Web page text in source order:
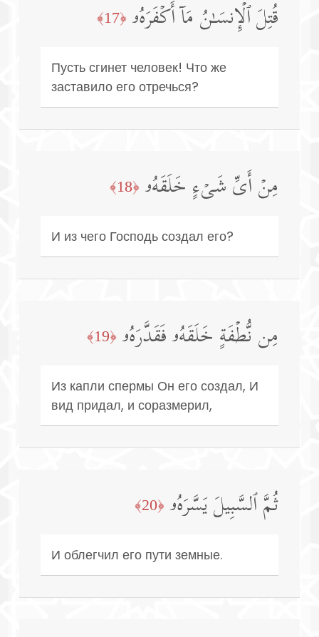
قُتِلَ ٱلۡإِنسَـٰنُ مَاۤ أَكۡفَرَهُۥ ﴿17﴾
Пусть сгинет человек! Что же
заставило его отречься?
مِنۡ أَیِّ شَیۡءٍ خَلَقَهُۥ ﴿18﴾
И из чего Господь создал его?
مِن نُّطۡفَةٍ خَلَقَهُۥ فَقَدَّرَهُۥ ﴿19﴾
Из капли спермы Он его создал, И
вид придал, и соразмерил,
ثُمَّ ٱلسَّبِیلَ یَسَّرَهُۥ ﴿20﴾
И облегчил его пути земные.